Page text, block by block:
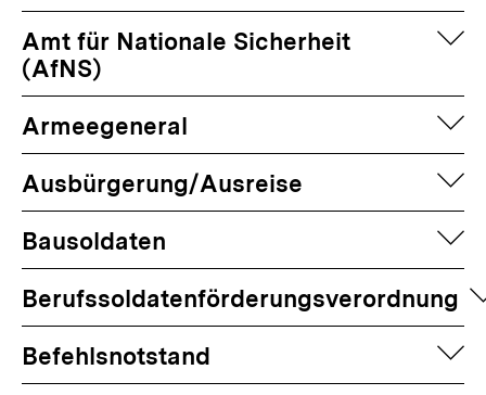
Amt für Nationale Sicherheit
(AfNS)
Armeegeneral
Ausbürgerung/Ausreise
Bausoldaten
Berufssoldatenförderungsverordnung
Befehlsnotstand